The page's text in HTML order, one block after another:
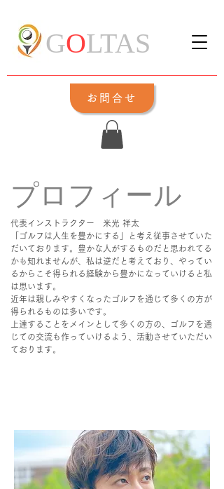
GOLTAS
お問合せ
プロフィール
代表インストラクター 米光 祥太
「ゴルフは人生を豊かにする」と考え従事させていた
だいております。豊かな人がするものだと思われてる
かも知れませんが、私は逆だと考えており、やってい
るからこそ得られる経験から豊かになっていけると私
は思います。
近年は親しみやすくなったゴルフを通じて多くの方が
得られるものは多いです。
上達することをメインとして多くの方の、ゴルフを通
じての交流も作っていけるよう、活動させていただい
ております。